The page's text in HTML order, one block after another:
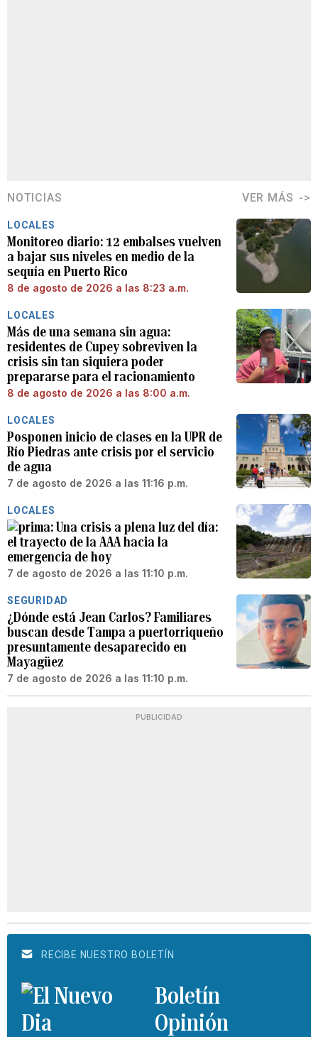
NOTICIAS VER MÁS
LOCALES
Monitoreo diario: 12 embalses vuelven
a bajar sus niveles en medio de la
sequía en Puerto Rico
8 de agosto de 2026 a las 8:23 a.m.
LOCALES
Más de una semana sin agua:
residentes de Cupey sobreviven la
crisis sin tan siquiera poder
prepararse para el racionamiento
8 de agosto de 2026 a las 8:00 a.m.
LOCALES
Posponen inicio de clases en la UPR de
Río Piedras ante crisis por el servicio
de agua
7 de agosto de 2026 a las 11:16 p.m.
LOCALES
Una crisis a plena luz del día:
el trayecto de la AAA hacia la
emergencia de hoy
7 de agosto de 2026 a las 11:10 p.m.
SEGURIDAD
¿Dónde está Jean Carlos? Familiares
buscan desde Tampa a puertorriqueño
presuntamente desaparecido en
Mayagüez
7 de agosto de 2026 a las 11:10 p.m.
PUBLICIDAD
RECIBE NUESTRO BOLETÍN
Boletín
Opinión